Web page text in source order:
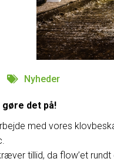
Nyheder
det på!
med vores
tillid, da flow’et